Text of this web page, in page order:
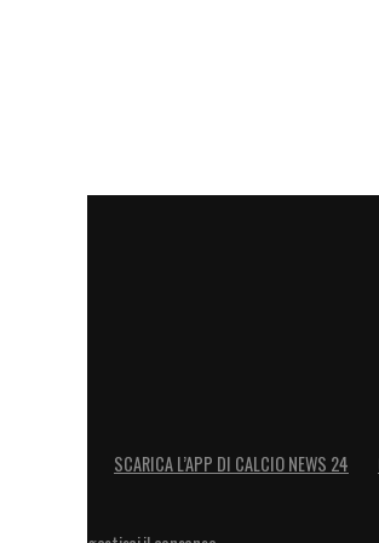
LA PLAYLIST DELLE
SCARICA L’APP DI CALCIO NEWS 24